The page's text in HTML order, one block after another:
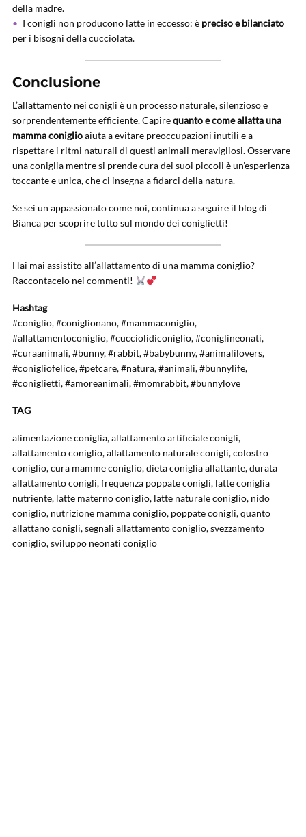
della madre.
I conigli non producono latte in eccesso: è preciso e bilanciato
per i bisogni della cucciolata.
Conclusione
L’allattamento nei conigli è un processo naturale, silenzioso e
sorprendentemente efficiente. Capirequanto e come allatta una
mamma coniglioaiuta a evitare preoccupazioni inutili e a
rispettare i ritmi naturali di questi animali meravigliosi. Osservare
una coniglia mentre si prende cura dei suoi piccoli è un’esperienza
toccante e unica, che ci insegna a fidarci della natura.
Se sei un appassionato come noi, continua a seguire il blog di
Bianca per scoprire tutto sul mondo dei coniglietti!
Hai mai assistito all’allattamento di una mamma coniglio?
Raccontacelo nei commenti!
Hashtag
#coniglio, #coniglionano, #mammaconiglio,
#allattamentoconiglio, #cucciolidiconiglio, #coniglineonati,
#curaanimali, #bunny, #rabbit, #babybunny, #animalilovers,
#conigliofelice, #petcare, #natura, #animali, #bunnylife,
#coniglietti, #amoreanimali, #momrabbit, #bunnylove
TAG
alimentazione coniglia, allattamento artificiale conigli,
allattamento coniglio, allattamento naturale conigli, colostro
coniglio, cura mamme coniglio, dieta coniglia allattante, durata
allattamento conigli, frequenza poppate conigli, latte coniglia
nutriente, latte materno coniglio, latte naturale coniglio, nido
coniglio, nutrizione mamma coniglio, poppate conigli, quanto
allattano conigli, segnali allattamento coniglio, svezzamento
coniglio, sviluppo neonati coniglio